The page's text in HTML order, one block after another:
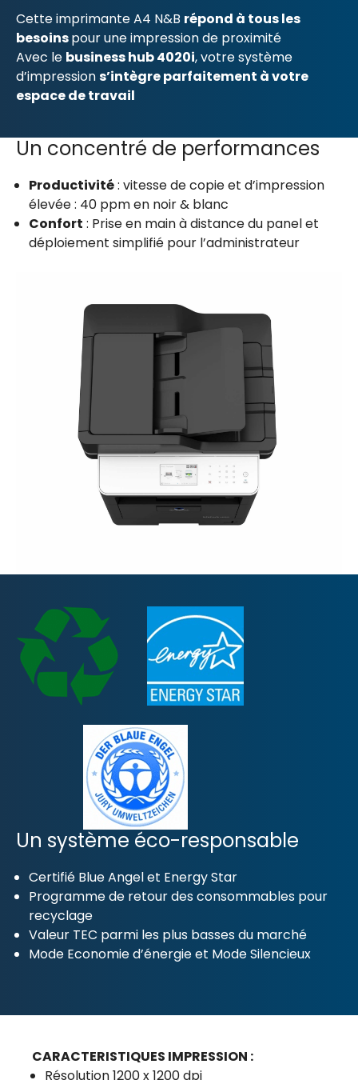
Cette imprimante A4 N&B répond à tous les
besoinspour une impression de proximité
Avec le business hub 4020i, votre système
d’impressions’intègre parfaitement à votre
espace de travail
Un concentré de performances
Productivité: vitesse de copie et d’impression
élevée : 40 ppm en noir & blanc
Confort : Prise en main à distance du panel et
déploiement simplifié pour l’administrateur
Un système éco-responsable
Certifié Blue Angel et Energy Star
Programme de retour des consommables pour
recyclage
Valeur TEC parmi les plus basses du marché
Mode Economie d’énergie et Mode Silencieux
CARACTERISTIQUES IMPRESSION :
Résolution 1200 x 1200 dpi